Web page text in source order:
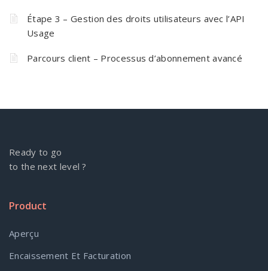
Étape 3 – Gestion des droits utilisateurs avec l’API
Usage
Parcours client – Processus d’abonnement avancé
Ready to go
to the next level ?
Product
Aperçu
Encaissement Et Facturation